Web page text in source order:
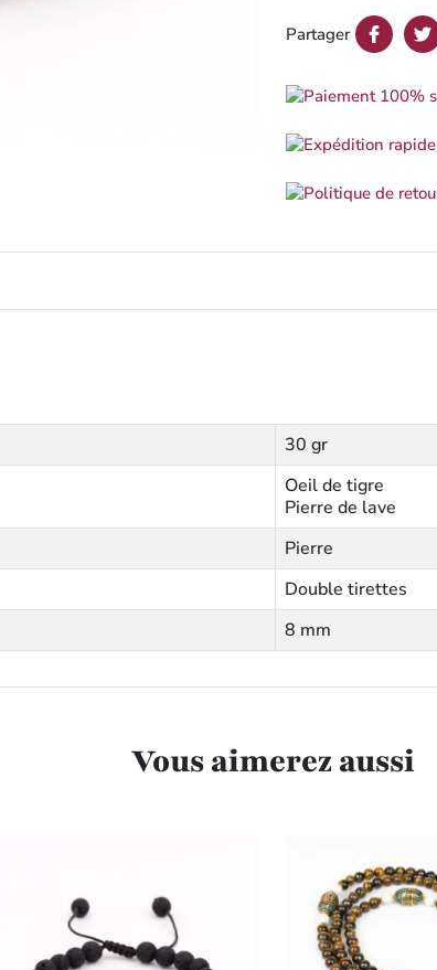
Partager
30 gr
Oeil de tigre
Pierre de lave
Pierre
Double tirettes
8 mm
Vous aimerez aussi